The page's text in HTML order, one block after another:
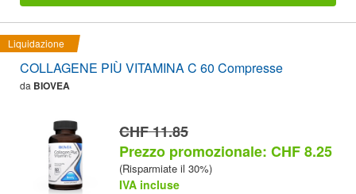
Liquidazione
COLLAGENE PIÙ VITAMINA C 60 Compresse
da BIOVEA
CHF 11.85
Prezzo promozionale: CHF 8.25
(Risparmiate il 30%)
IVA incluse